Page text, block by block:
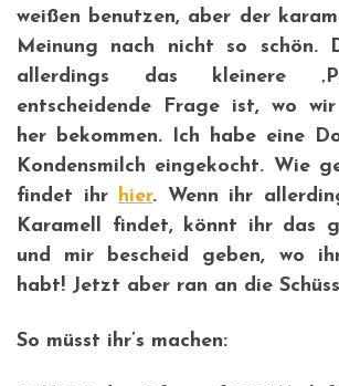
weißen benutzen, aber der
Meinung nach nicht so schön.
allerdings das kleinere
entscheidende Frage ist, wo
her bekommen. Ich habe eine
Kondensmilch eingekocht. Wie
findet ihr hier. Wenn ihr
Karamell findet, könnt ihr das
und mir bescheid geben, wo
habt! Jetzt aber ran an die
So müsst ihr’s machen: